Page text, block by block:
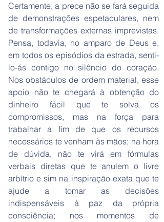
Certamente, a prece não se fará seguida
de demonstrações espetaculares, nem
de transformações externas imprevistas.
Pensa, todavia, no amparo de Deus e,
em todos os episódios da estrada, senti-
lo-ás contigo no silêncio do coração.
Nos obstáculos de ordem material, esse
apoio não te chegará à obtenção do
dinheiro fácil que te solva os
compromissos, mas na força para
trabalhar a fim de que os recursos
necessários te venham às mãos; na hora
de dúvida, não te virá em fórmulas
verbais diretas que te anulem o livre
arbítrio e sim na inspiração exata que te
ajude a tomar as decisões
indispensáveis à paz da própria
consciência; nos momentos de